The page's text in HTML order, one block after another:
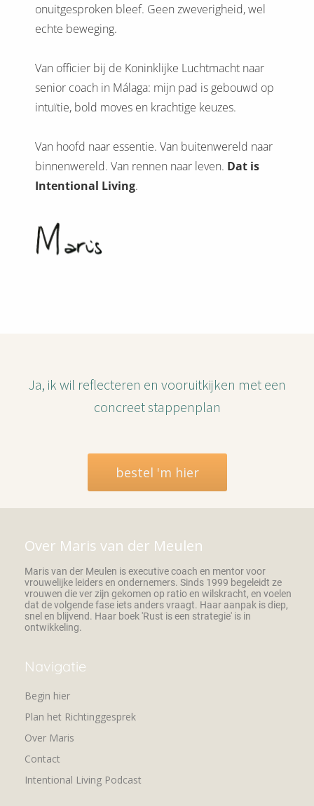
onuitgesproken bleef. Geen zweverigheid, wel
echte beweging.
Van officier bij de Koninklijke Luchtmacht naar
senior coach in Málaga: mijn pad is gebouwd op
intuïtie, bold moves en krachtige keuzes.
Van hoofd naar essentie. Van buitenwereld naar
binnenwereld. Van rennen naar leven. Dat is
Intentional Living.
Ja, ik wil reflecteren en vooruitkijken met een
concreet stappenplan
bestel 'm hier
Over Maris van der Meulen
Maris van der Meulen is executive coach en mentor voor
vrouwelijke leiders en ondernemers. Sinds 1999 begeleidt ze
vrouwen die ver zijn gekomen op ratio en wilskracht, en voelen
dat de volgende fase iets anders vraagt. Haar aanpak is diep,
snel en blijvend. Haar boek 'Rust is een strategie' is in
ontwikkeling.
Navigatie
Begin hier
Plan het Richtinggesprek
Over Maris
Contact
Intentional Living Podcast